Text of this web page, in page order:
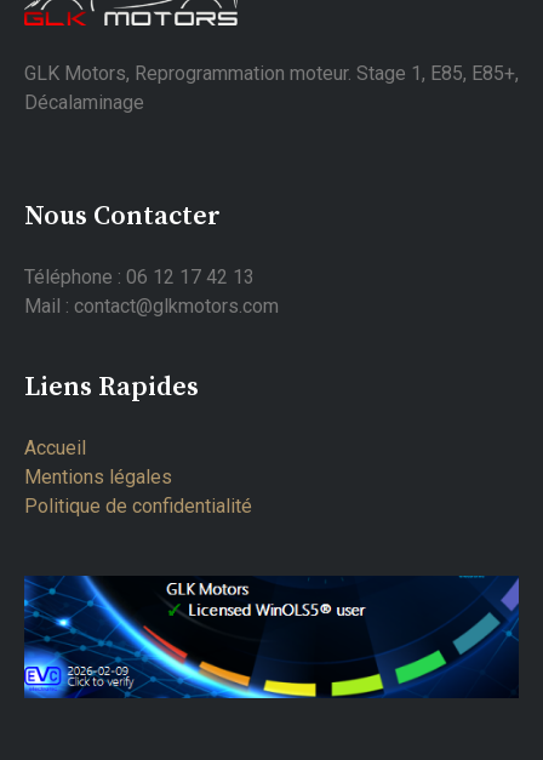
GLK Motors, Reprogrammation moteur. Stage 1, E85, E85+,
Décalaminage
Nous Contacter
Téléphone : 06 12 17 42 13
Mail : contact@glkmotors.com
Liens Rapides
Accueil
Mentions légales
Politique de confidentialité